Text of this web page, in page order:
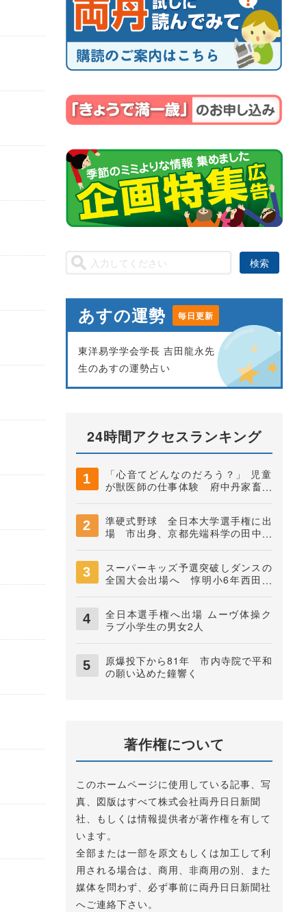
あすの運勢 毎日更新
東洋易学学会学長 吉田龍永先
生のあすの運勢占い
24時間アクセスランキング
「心音てどんなのだろう？」 児童
が獣医師の仕事体験 府中丹家畜保
準硬式野球 全日本大学選手権に出
場 市出身、京都先端科学の田中快
スーパーキッズ予選突破しダンスの
全国大会出場へ 惇明小6年西田煌
全日本選手権へ出場 ムーヴ体操ク
ラブ小学生の男女2人
原爆投下から81年 市内寺院で平和
の願い込めた鐘響く
著作権について
このホームページに使用している記事、写
真、図版はすべて株式会社両丹日日新聞
社、もしくは情報提供者が著作権を有して
います。
全部または一部を原文もしくは加工して利
用される場合は、商用、非商用の別、また
媒体を問わず、必ず事前に両丹日日新聞社
へご連絡下さい。